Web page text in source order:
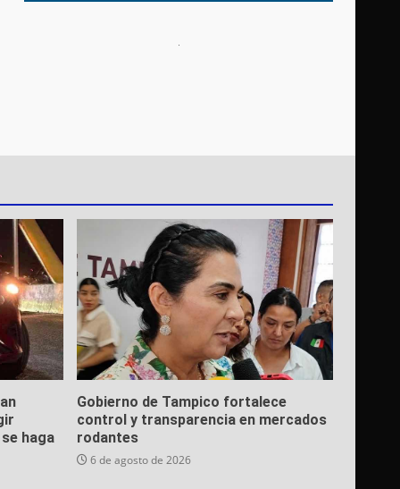
haga
Gobierno de Tampico fortalece
control y transparencia en mercados
rodantes
6 de agosto de 2026